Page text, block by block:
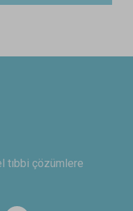
tıbbi çözümlere